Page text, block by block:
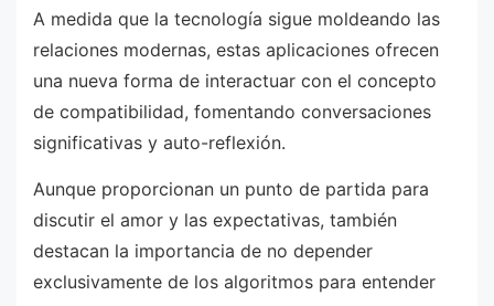
A medida que la tecnología sigue moldeando las
relaciones modernas, estas aplicaciones ofrecen
una nueva forma de interactuar con el concepto
de compatibilidad, fomentando conversaciones
significativas y auto-reflexión.
Aunque proporcionan un punto de partida para
discutir el amor y las expectativas, también
destacan la importancia de no depender
exclusivamente de los algoritmos para entender